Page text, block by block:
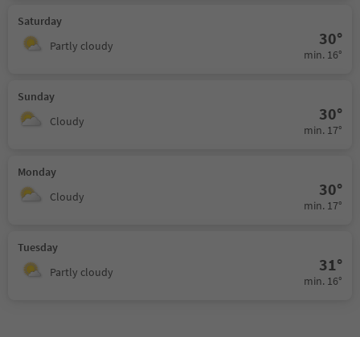
Saturday
Partly cloudy
30°
min. 16°
Sunday
Cloudy
30°
min. 17°
Monday
Cloudy
30°
min. 17°
Tuesday
Partly cloudy
31°
min. 16°